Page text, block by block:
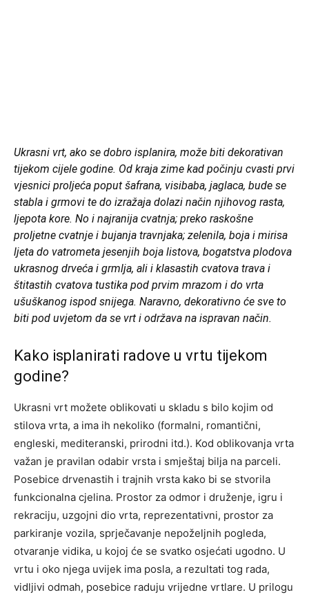
Ukrasni vrt, ako se dobro isplanira, može biti dekorativan
tijekom cijele godine. Od kraja zime kad počinju cvasti prvi
vjesnici proljeća poput šafrana, visibaba, jaglaca, bude se
stabla i grmovi te do izražaja dolazi način njihovog rasta,
ljepota kore. No i najranija cvatnja; preko raskošne
proljetne cvatnje i bujanja travnjaka; zelenila, boja i mirisa
ljeta do vatrometa jesenjih boja listova, bogatstva plodova
ukrasnog drveća i grmlja, ali i klasastih cvatova trava i
štitastih cvatova tustika pod prvim mrazom i do vrta
ušuškanog ispod snijega. Naravno, dekorativno će sve to
biti pod uvjetom da se vrt i održava na ispravan način.
Kako isplanirati radove u vrtu tijekom
godine?
Ukrasni vrt možete oblikovati u skladu s bilo kojim od
stilova vrta, a ima ih nekoliko (formalni, romantični,
engleski, mediteranski, prirodni itd.). Kod oblikovanja vrta
važan je pravilan odabir vrsta i smještaj bilja na parceli.
Posebice drvenastih i trajnih vrsta kako bi se stvorila
funkcionalna cjelina. Prostor za odmor i druženje, igru i
rekraciju, uzgojni dio vrta, reprezentativni, prostor za
parkiranje vozila, sprječavanje nepoželjnih pogleda,
otvaranje vidika, u kojoj će se svatko osjećati ugodno. U
vrtu i oko njega uvijek ima posla, a rezultati tog rada,
vidljivi odmah, posebice raduju vrijedne vrtlare. U prilogu